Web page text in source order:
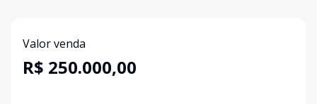
Valor venda
R$ 250.000,00